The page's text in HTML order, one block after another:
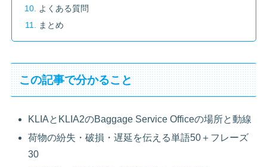
よくある質問
まとめ
この記事で分かること
KLIAとKLIA2のBaggage Service Officeの場所と動線
荷物の紛失・破損・遅延を伝える単語50＋フレーズ
30